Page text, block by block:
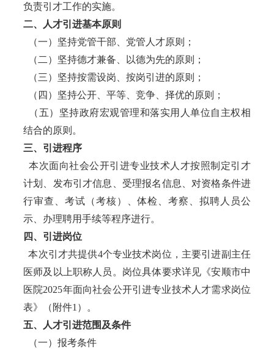
负责引才工作的实施。
二、人才引进基本原则
（一）坚持党管干部、党管人才原则；
（二）坚持德才兼备、以德为先的原则；
（三）坚持按需设岗、按岗引进的原则；
（四）坚持公开、平等、竞争、择优的原则；
（五）坚持政府宏观管理和落实用人单位自主权相
结合的原则。
三、引进程序
本次面向社会公开引进专业技术人才按照制定引才
计划、发布引才信息、受理报名信息、对资格条件进
行审查、考试（考核）、体检、考察、拟聘人员公
示、办理聘用手续等程序进行。
四、引进岗位
本次引才共提供4个专业技术岗位，主要引进副主任
医师及以上职称人员。岗位具体要求详见《安顺市中
医院2025年面向社会公开引进专业技术人才需求岗位
表》（附件1）。
五、人才引进范围及条件
（一）报考条件